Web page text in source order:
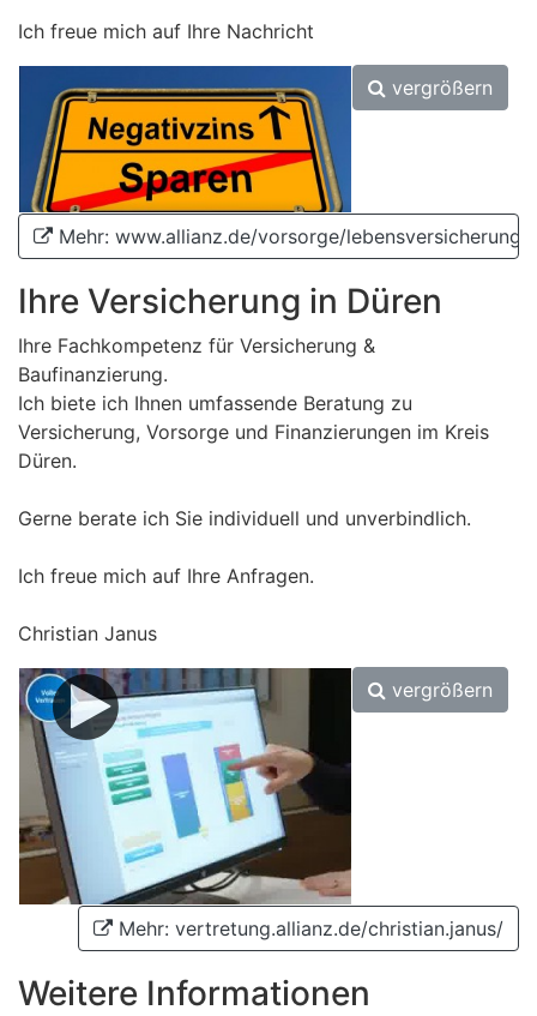
Ich freue mich auf Ihre Nachricht
vergrößern
Mehr: www.allianz.de/vorsorge/
Ihre Versicherung in Düren
Ihre Fachkompetenz für Versicherung &
Baufinanzierung.
Ich biete ich Ihnen umfassende Beratung zu
Versicherung, Vorsorge und Finanzierungen im Kreis
Düren.
Gerne berate ich Sie individuell und unverbindlich.
Ich freue mich auf Ihre Anfragen.
Christian Janus
vergrößern
Mehr: vertretung.allianz.de/christian.janus/
Weitere Informationen